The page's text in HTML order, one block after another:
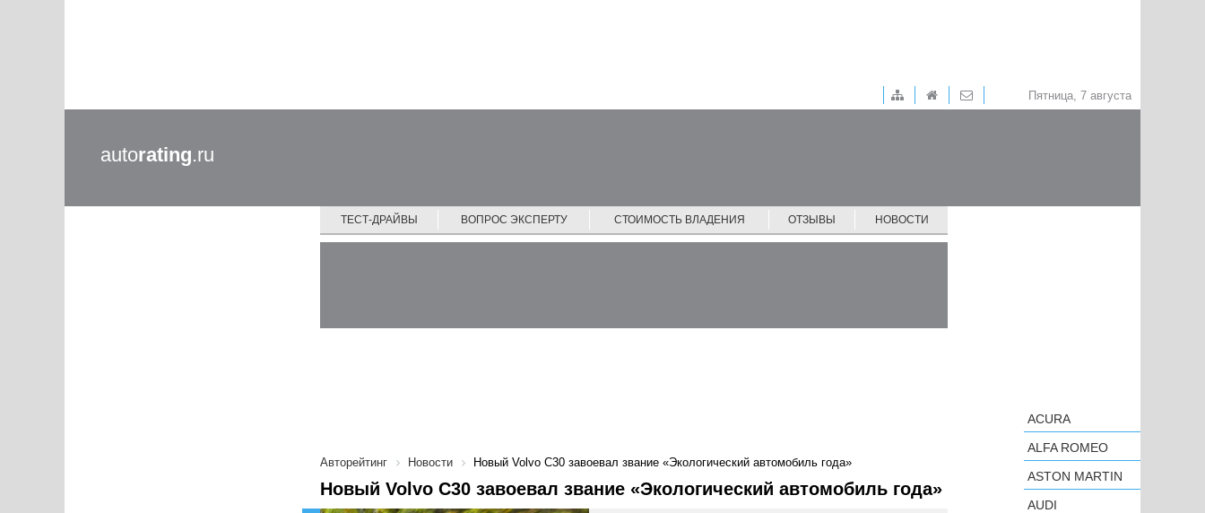
Пятница, 7 августа
autorating.ru
ТЕСТ-ДРАЙВЫ ВОПРОС ЭКСПЕРТУ СТОИМОСТЬ ВЛАДЕНИЯ ОТЗЫВЫ НОВОСТИ
Авторейтинг Новости Новый Volvo C30 завоевал звание «Экологический автомобиль года»
Новый Volvo C30 завоевал звание «Экологический автомобиль года»
ACURA
ALFA ROMEO
ASTON MARTIN
AUDI